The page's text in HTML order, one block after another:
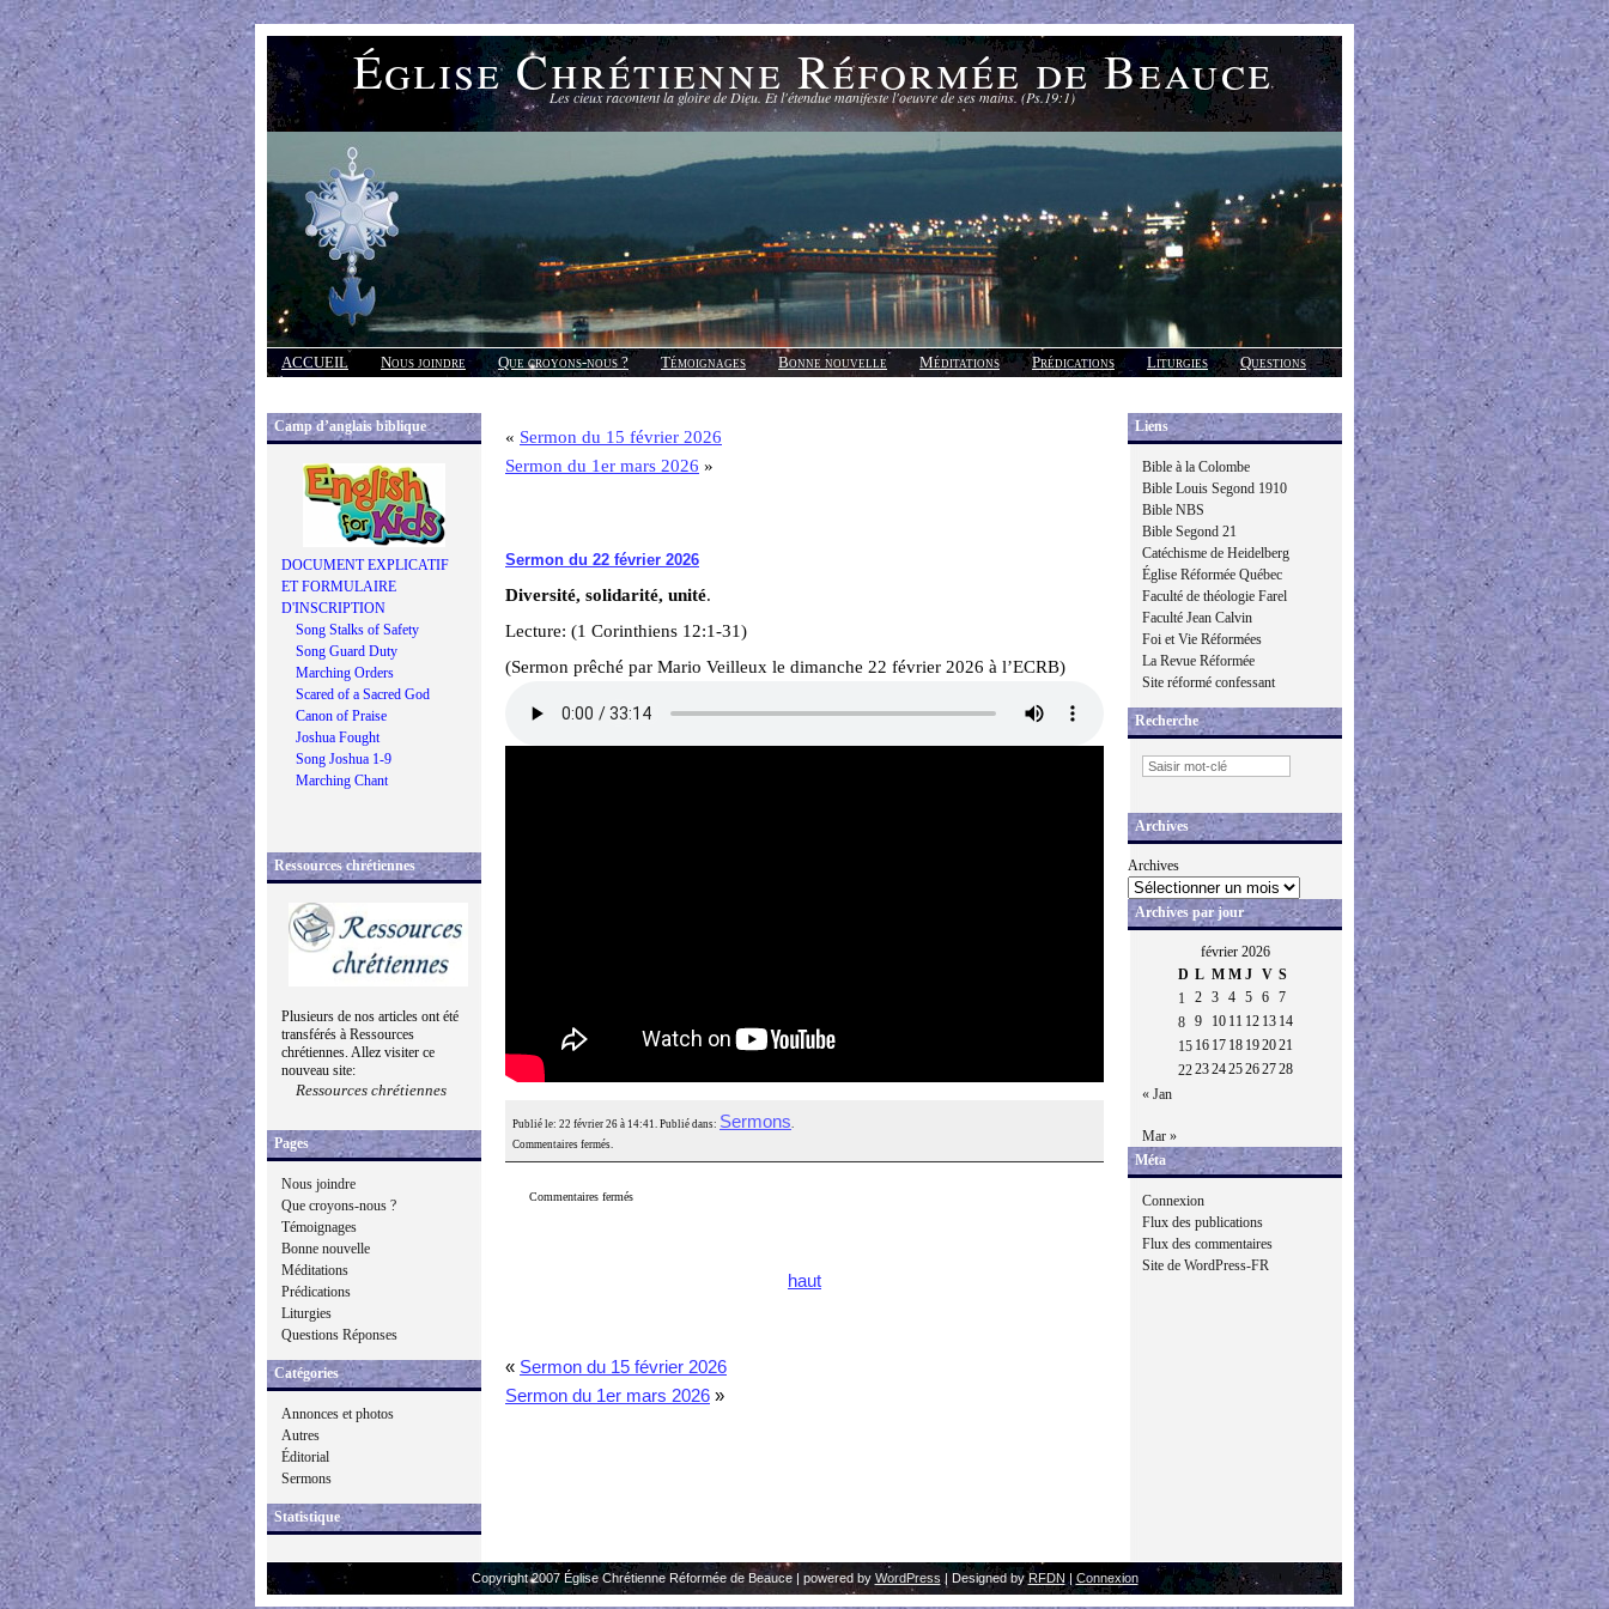
Église Chrétienne Réformée de Beauce
Les cieux racontent la gloire de Dieu. Et l'étendue manifeste l'oeuvre de ses mains. (Ps.19:1)
ACCUEIL Nous joindre Que croyons-nous ? Témoignages Bonne nouvelle Méditations Prédications Liturgies
Questions
Réponses
Camp d’anglais biblique
DOCUMENT EXPLICATIF
ET FORMULAIRE
D'INSCRIPTION
Song Stalks of Safety
Song Guard Duty
Marching Orders
Scared of a Sacred God
Canon of Praise
Joshua Fought
Song Joshua 1-9
Marching Chant
Ressources chrétiennes
Plusieurs de nos articles ont été
transférés à Ressources
chrétiennes. Allez visiter ce
nouveau site:
Ressources chrétiennes
Pages
Nous joindre
Que croyons-nous ?
Témoignages
Bonne nouvelle
Méditations
Prédications
Liturgies
Questions Réponses
Catégories
Annonces et photos
Autres
Éditorial
Sermons
Statistique
« Sermon du 15 février 2026
Sermon du 1er mars 2026 »
Sermon du 22 février 2026
Diversité, solidarité, unité.
Lecture: (1 Corinthiens 12:1-31)
(Sermon prêché par Mario Veilleux le dimanche 22 février 2026 à l’ECRB)
Publié le: 22 février 26 à 14:41. Publié dans: Sermons
Commentaires fermés.
Commentaires fermés
haut
« Sermon du 15 février 2026
Sermon du 1er mars 2026 »
Liens
Bible à la Colombe
Bible Louis Segond 1910
Bible NBS
Bible Segond 21
Catéchisme de Heidelberg
Église Réformée Québec
Faculté de théologie Farel
Faculté Jean Calvin
Foi et Vie Réformées
La Revue Réformée
Site réformé confessant
Recherche
Archives
Archives
Archives par jour
février 2026
D L M M J V S
1
2 3 4 5 6
7
8
9 10 11 12 13 14
15 16 17 18 192021
22232425262728
« Jan
Mar »
Méta
Connexion
Flux des publications
Flux des commentaires
Site de WordPress-FR
Copyright 2007 Église Chrétienne Réformée de Beauce | powered by WordPress | Designed byRFDN | Connexion